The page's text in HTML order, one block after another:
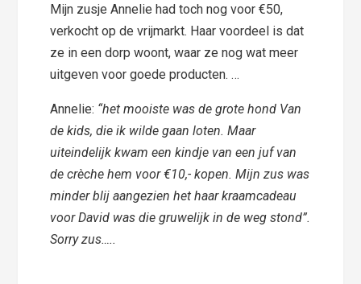
Mijn zusje Annelie had toch nog voor €50,
verkocht op de vrijmarkt. Haar voordeel is dat
ze in een dorp woont, waar ze nog wat meer
uitgeven voor goede producten. …
Annelie: “het mooiste was de grote hond Van
de kids, die ik wilde gaan loten. Maar
uiteindelijk kwam een kindje van een juf van
de crèche hem voor €10,- kopen. Mijn zus was
minder blij aangezien het haar kraamcadeau
voor David was die gruwelijk in de weg stond”.
Sorry zus…..